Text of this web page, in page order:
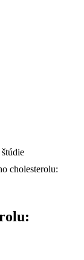
cholesterolu: